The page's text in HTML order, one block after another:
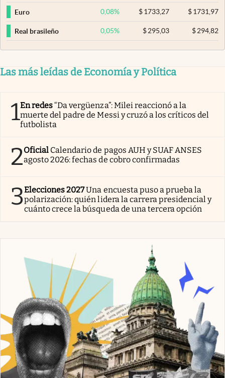
Euro 0,08% $ 1733,27 $1731,97
Real brasileño 0,05% $295,03 $294,82
Las más leídas de Economía y Política
1En redes“Da vergüenza”: Milei reaccionó a la
muerte del padre de Messi y cruzó a los críticos del
futbolista
2Oficial Calendario de pagos AUH y SUAF ANSES
agosto 2026: fechas de cobro confirmadas
3Elecciones 2027Una encuesta puso a prueba la
polarización: quién lidera la carrera presidencial y
cuánto crece la búsqueda de una tercera opción